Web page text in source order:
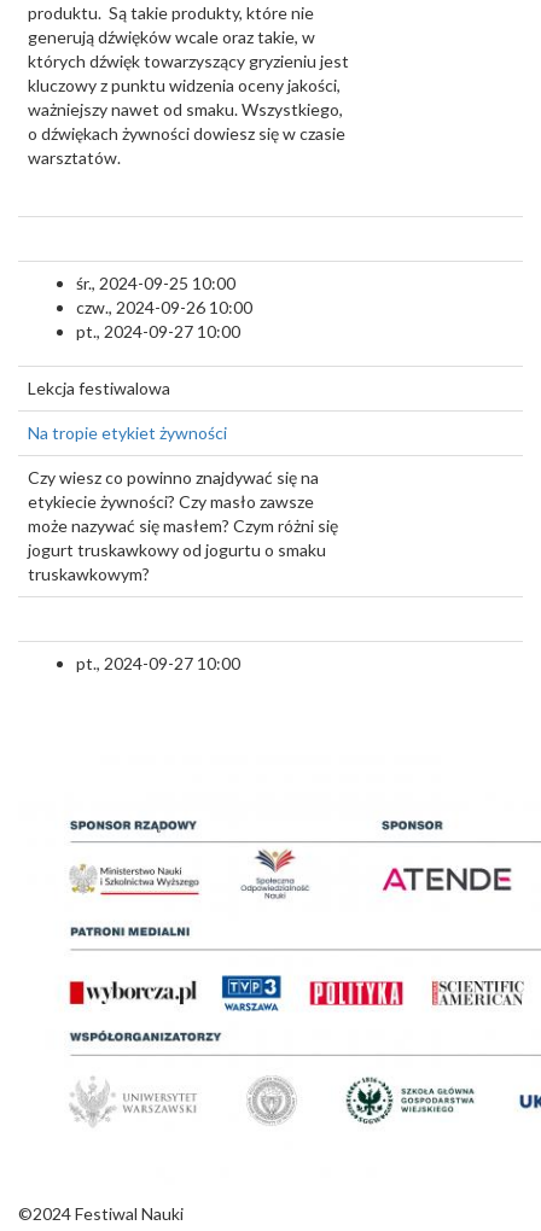
produktu. Są takie produkty, które nie
generują dźwięków wcale oraz takie, w
których dźwięk towarzyszący gryzieniu jest
kluczowy z punktu widzenia oceny jakości,
ważniejszy nawet od smaku. Wszystkiego,
o dźwiękach żywności dowiesz się w czasie
warsztatów.
śr., 2024-09-25 10:00
czw., 2024-09-26 10:00
pt., 2024-09-27 10:00
Lekcja festiwalowa
Na tropie etykiet żywności
Czy wiesz co powinno znajdywać się na
etykiecie żywności? Czy masło zawsze
może nazywać się masłem? Czym różni się
jogurt truskawkowy od jogurtu o smaku
truskawkowym?
pt., 2024-09-27 10:00
©2024 Festiwal Nauki